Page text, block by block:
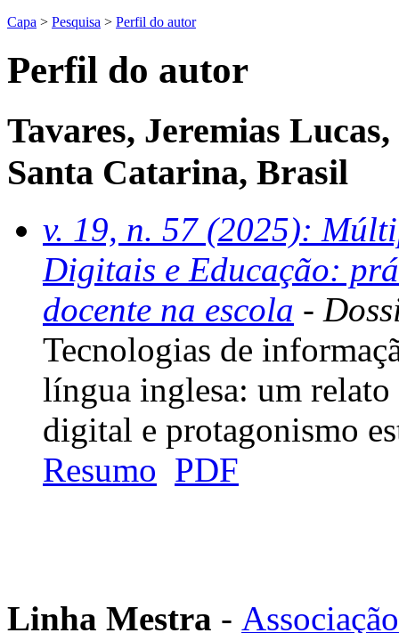
Capa > Pesquisa > Perfil do autor
Perfil do autor
Tavares, Jeremias
Santa Catarina, Brasil
v. 19, n. 57 (2025):
Digitais e Educação:
docente na escola -
Tecnologias de
língua inglesa: um
digital e protagonismo
Resumo PDF
Linha Mestra -